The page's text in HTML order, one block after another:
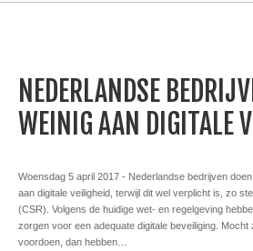
NEDERLANDSE
WEINIG AAN DIGITALE
Woensdag 5 april 2017 - Nederlandse bedrijven
aan digitale veiligheid, terwijl dit wel verplicht is, zo
(CSR). Volgens de huidige wet- en regelgeving
zorgen voor een adequate digitale beveiliging. Mocht
voordoen, dan hebben…